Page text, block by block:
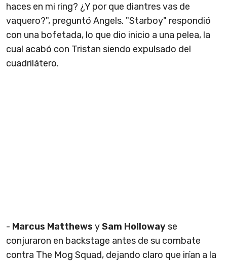
haces en mi ring? ¿Y por que diantres vas de
vaquero?", preguntó Angels. "Starboy" respondió
con una bofetada, lo que dio inicio a una pelea, la
cual acabó con Tristan siendo expulsado del
cuadrilátero.
- Marcus Matthews ySam Hollowayse
conjuraron en backstage antes de su combate
contra The Mog Squad, dejando claro que irían a la